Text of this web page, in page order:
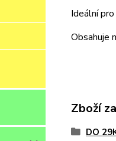
Ideální
Obsahuje
Zboží
DO